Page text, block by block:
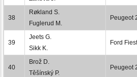
38
Røkland S.
Fuglerud M.
Peugeot
39
Jeets G.
Sikk K.
Ford
40
Brož D.
Těšínský P.
Peugeot